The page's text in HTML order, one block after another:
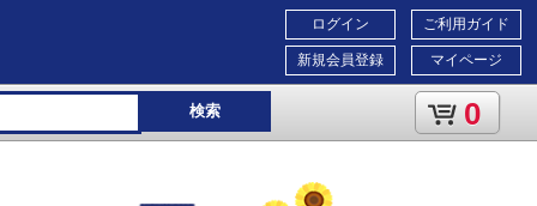
ご利用ガイド
マイページ
ログイン
新規会員登録
検索 0